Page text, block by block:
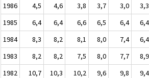
1986
4,5 4,6 3,8 3,7 3,0 3,3
1985
6,4 6,4 6,6 6,5 6,4 6,4
1984
8,3 8,2 8,1 8,0 7,4 6,4
1983
8,2 8,2 7,5 8,0 7,7 8,9
1982
10,7 10,3 10,2 9,6 9,8 9,4